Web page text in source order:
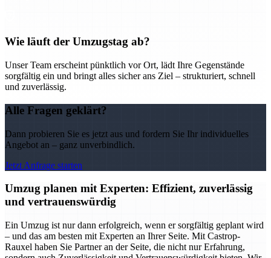
Wie läuft der Umzugstag ab?
Unser Team erscheint pünktlich vor Ort, lädt Ihre Gegenstände
sorgfältig ein und bringt alles sicher ans Ziel – strukturiert, schnell
und zuverlässig.
Alle Fragen geklärt?
Dann probieren Sie es jetzt aus und fordern Sie Ihr individuelles
Angebot an – ganz unverbindlich.
Jetzt Anfrage starten
Umzug planen mit Experten: Effizient, zuverlässig
und vertrauenswürdig
Ein Umzug ist nur dann erfolgreich, wenn er sorgfältig geplant wird
– und das am besten mit Experten an Ihrer Seite. Mit Castrop-
Rauxel haben Sie Partner an der Seite, die nicht nur Erfahrung,